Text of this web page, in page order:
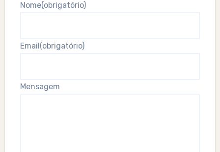
Nome(obrigatório)
Email (obrigatório)
Mensagem